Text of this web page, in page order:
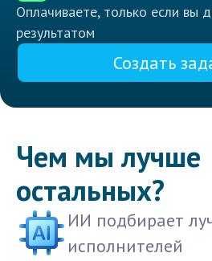
Оплачиваете, только если вы
результатом
Создать
Чем мы лучше
остальных?
ИИ подбирает
исполнителей